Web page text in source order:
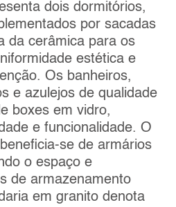
dois dormitórios,
por sacadas
da cerâmica para os
estética e
Os banheiros,
e azulejos de qualidade
boxes em vidro,
e funcionalidade. O
se de armários
o espaço e
de armazenamento
em granito denota